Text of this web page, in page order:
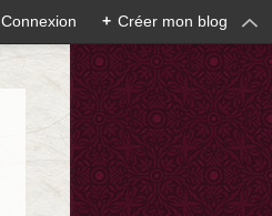
Connexion + Créer mon blog